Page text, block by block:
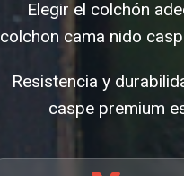
Elegir el colchón
colchon cama nido
Resistencia y
caspe premium